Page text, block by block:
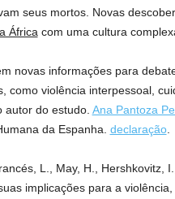
seus mortos. Novas
África com uma cultura
novas informações para
como violência interpessoal,
autor do estudo. Ana Pantoza
da Espanha. declaração.
L., May, H., Hershkovitz,
implicações para a